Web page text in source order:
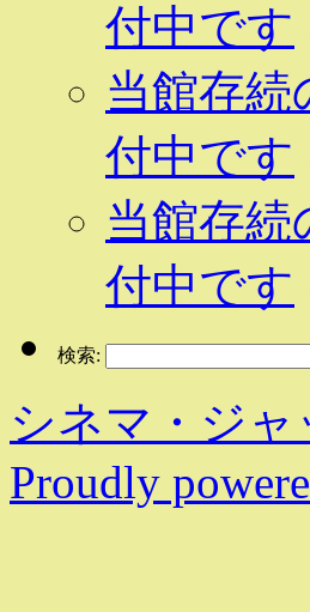
付中です
当館存
付中です
当館存
付中です
検索:
シネマ・ジ
Proudly